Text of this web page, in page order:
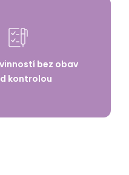
bez obav
kontrolou